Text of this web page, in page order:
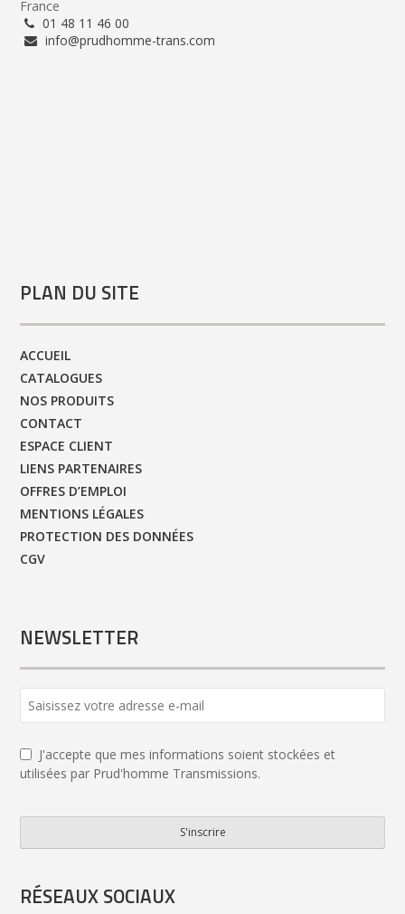
France
01 48 11 46 00
info@prudhomme-trans.com
PLAN DU SITE
ACCUEIL
CATALOGUES
NOS PRODUITS
CONTACT
ESPACE CLIENT
LIENS PARTENAIRES
OFFRES D’EMPLOI
MENTIONS LÉGALES
PROTECTION DES DONNÉES
CGV
NEWSLETTER
J'accepte que mes informations soient stockées et
utilisées par Prud'homme Transmissions.
S'inscrire
Name *
RÉSEAUX SOCIAUX